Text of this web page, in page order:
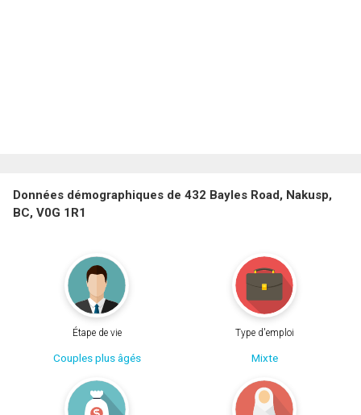
Données démographiques de 432 Bayles Road, Nakusp,
BC, V0G 1R1
Étape de vie
Couples plus âgés
Type d'emploi
Mixte